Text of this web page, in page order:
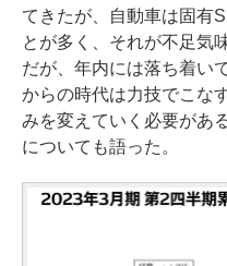
てきたが、自動車は固有
とが多く、それが不足気
だが、年内には落ち着い
からの時代は力技でこな
みを変えていく必要があ
についても語った。